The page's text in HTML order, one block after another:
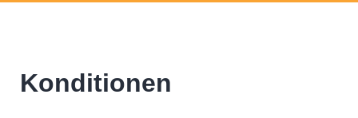
Konditionen